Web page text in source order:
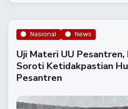
Nasional News
Uji Materi UU Pesantren,
Soroti Ketidakpastian
Pesantren